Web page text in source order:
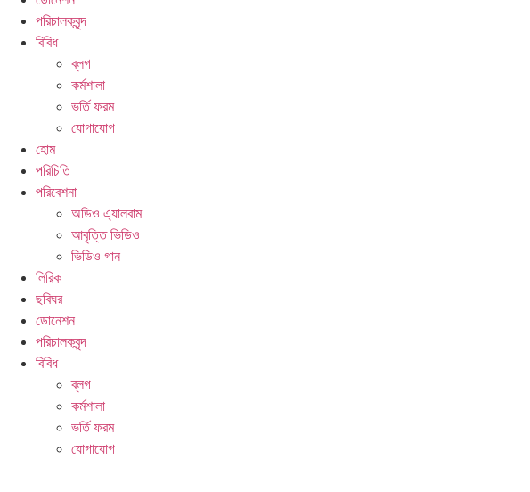
পরিচালকবৃন্দ
বিবিধ
ব্লগ
কর্মশালা
ভর্তি ফরম
যোগাযোগ
হোম
পরিচিতি
পরিবেশনা
অডিও এ্যালবাম
আবৃত্তি ভিডিও
ভিডিও গান
লিরিক
ছবিঘর
ডোনেশন
পরিচালকবৃন্দ
বিবিধ
ব্লগ
কর্মশালা
ভর্তি ফরম
যোগাযোগ